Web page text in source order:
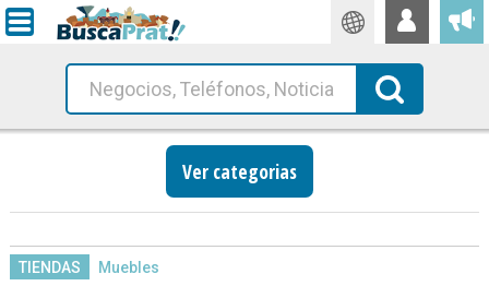
Traductor
Busca!
Ver categorias
TIENDAS
Muebles